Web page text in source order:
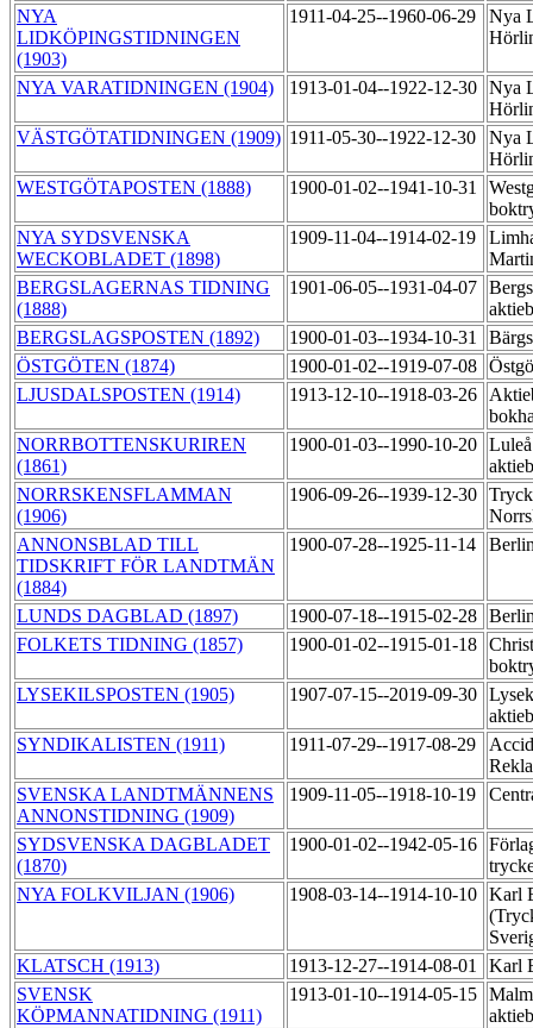
NYA
LIDKÖPINGSTIDNINGEN
(1903)
1911-04-25--1960-06-29
Nya
NYA VARATIDNINGEN (1904) 1913-01-04--1922-12-30 Nya
VÄSTGÖTATIDNINGEN (1909) 1911-05-30--1922-12-30
Nya
WESTGÖTAPOSTEN (1888)
1900-01-02--1941-10-31
NYA SYDSVENSKA
WECKOBLADET (1898)
1909-11-04--1914-02-19
BERGSLAGERNAS TIDNING
(1888)
1901-06-05--1931-04-07
BERGSLAGSPOSTEN (1892)
1900-01-03--1934-10-31
ÖSTGÖTEN (1874)
1900-01-02--1919-07-08
LJUSDALSPOSTEN (1914)
1913-12-10--1918-03-26
NORRBOTTENSKURIREN
(1861)
1900-01-03--1990-10-20
NORRSKENSFLAMMAN
(1906)
1906-09-26--1939-12-30
ANNONSBLAD TILL
TIDSKRIFT FÖR LANDTMÄN
(1884)
1900-07-28--1925-11-14
LUNDS DAGBLAD (1897) 1900-07-18--1915-02-28
FOLKETS TIDNING (1857)
1900-01-02--1915-01-18
LYSEKILSPOSTEN (1905)
1907-07-15--2019-09-30
SYNDIKALISTEN (1911)
1911-07-29--1917-08-29
SVENSKA LANDTMÄNNENS
ANNONSTIDNING (1909)
1909-11-05--1918-10-19
SYDSVENSKA DAGBLADET
(1870)
1900-01-02--1942-05-16
NYA FOLKVILJAN (1906)
1908-03-14--1914-10-10 Karl
KLATSCH (1913)
1913-12-27--1914-08-01
Karl
SVENSK
KÖPMANNATIDNING (1911)
1913-01-10--1914-05-15